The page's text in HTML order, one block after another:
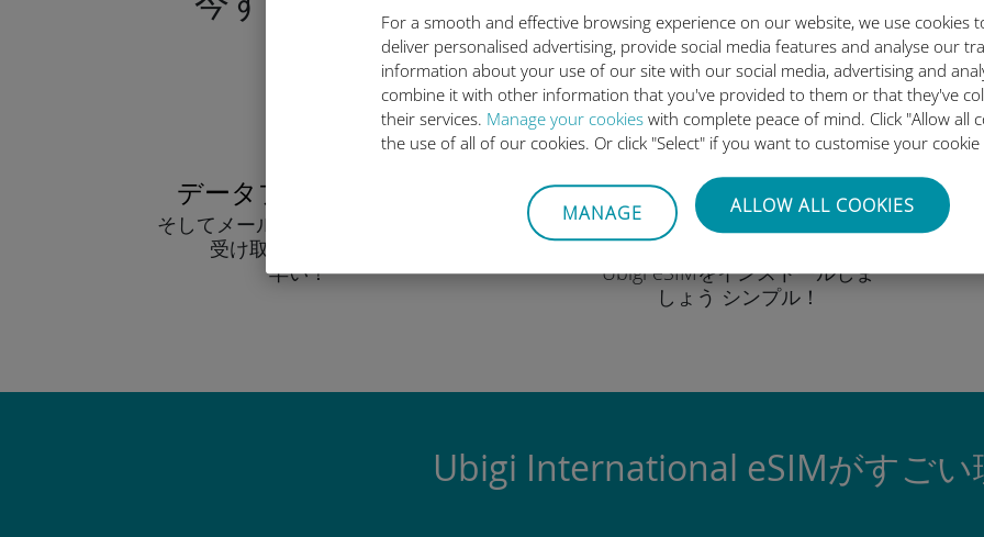
For a smooth and effective browsing experience on our website, we use cookies
deliver personalised advertising, provide social media features and analyse our
information about your use of our site with our social media, advertising and
combine it with other information that you've provided to them or that they've
their services. Manage your cookies with complete peace of mind. Click "Allow all
the use of all of our cookies. Or click "Select" if you want to customise your
MANAGE ALLOW ALL COOKIES
データプランを選ぶ
そしてメール経由でQRコードを
受け取りましょう！
早い！
QRコードを読み込む
そしてデータプラン
を有効化したら、
Ubigi eSIMをインストールしま
しょう シンプル！
Ubigi International eSIMがすごい